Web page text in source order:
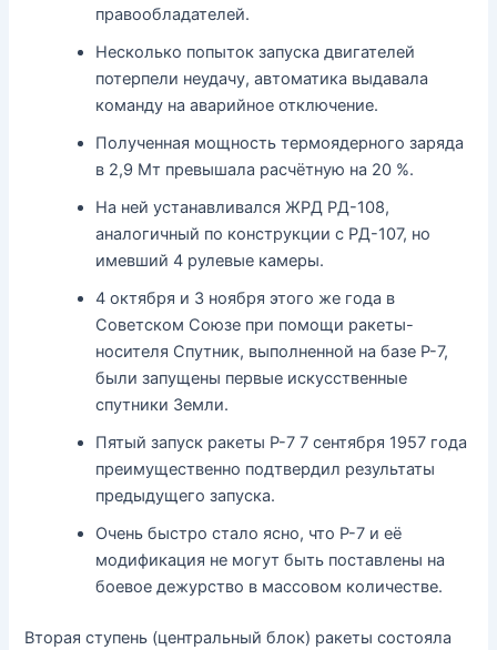
правообладателей.
Несколько попыток запуска двигателей
потерпели неудачу, автоматика выдавала
команду на аварийное отключение.
Полученная мощность термоядерного заряда
в 2,9 Мт превышала расчётную на 20 %.
На ней устанавливался ЖРД РД-108,
аналогичный по конструкции с РД-107, но
имевший 4 рулевые камеры.
4 октября и 3 ноября этого же года в
Советском Союзе при помощи ракеты-
носителя Спутник, выполненной на базе Р-7,
были запущены первые искусственные
спутники Земли.
Пятый запуск ракеты Р-7 7 сентября 1957 года
преимущественно подтвердил результаты
предыдущего запуска.
Очень быстро стало ясно, что Р-7 и её
модификация не могут быть поставлены на
боевое дежурство в массовом количестве.
Вторая ступень (центральный блок) ракеты состояла